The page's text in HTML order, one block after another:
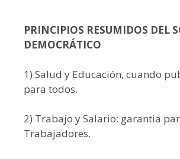
PRINCIPIOS RESUMIDOS DEL
DEMOCRÁTICO
1) Salud y Educación, cuando
para todos.
2) Trabajo y Salario: garantia
Trabajadores.